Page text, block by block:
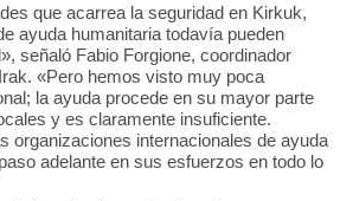
que acarrea la seguridad en Kirkuk,
ayuda humanitaria todavía pueden
señaló Fabio Forgione, coordinador
«Pero hemos visto muy poca
la ayuda procede en su mayor parte
y es claramente insuficiente.
organizaciones internacionales de ayuda
adelante en sus esfuerzos en todo lo